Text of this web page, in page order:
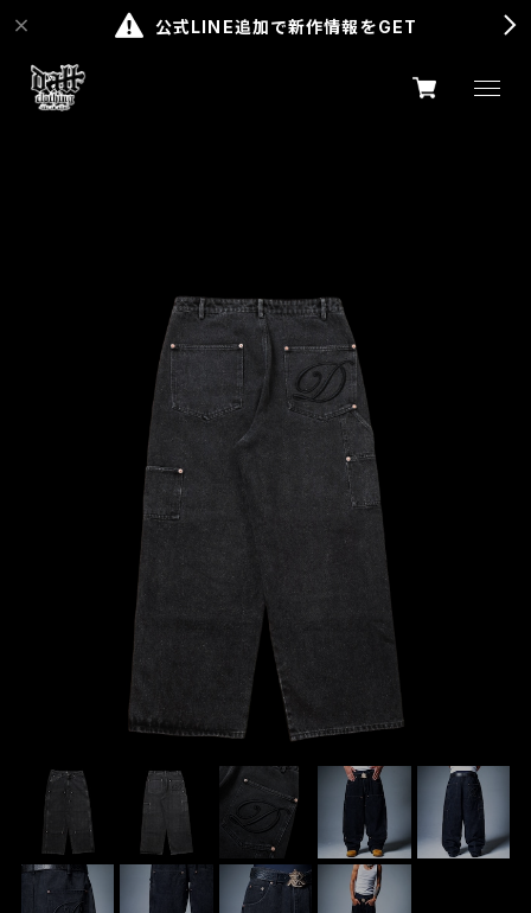
公式LINE追加で新作情報をGET